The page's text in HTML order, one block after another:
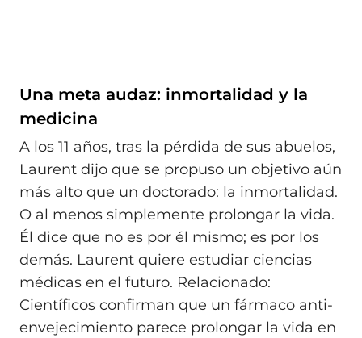
Una meta audaz: inmortalidad y la
medicina
A los 11 años, tras la pérdida de sus abuelos,
Laurent dijo que se propuso un objetivo aún
más alto que un doctorado: la inmortalidad.
O al menos simplemente prolongar la vida.
Él dice que no es por él mismo; es por los
demás. Laurent quiere estudiar ciencias
médicas en el futuro. Relacionado:
Científicos confirman que un fármaco anti-
envejecimiento parece prolongar la vida en